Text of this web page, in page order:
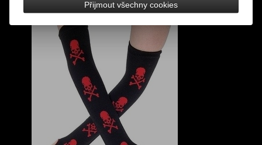
Přijmout všechny cookies